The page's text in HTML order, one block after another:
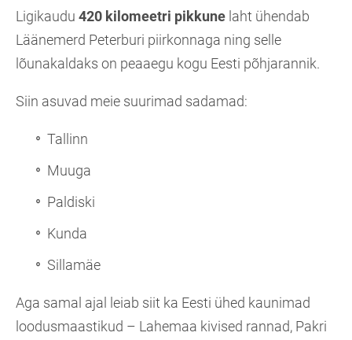
Ligikaudu 420 kilomeetri pikkune laht ühendab
Läänemerd Peterburi piirkonnaga ning selle
lõunakaldaks on peaaegu kogu Eesti põhjarannik.
Siin asuvad meie suurimad sadamad:
Tallinn
Muuga
Paldiski
Kunda
Sillamäe
Aga samal ajal leiab siit ka Eesti ühed kaunimad
loodusmaastikud – Lahemaa kivised rannad, Pakri